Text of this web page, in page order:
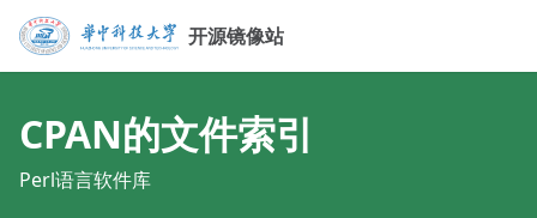
开源镜像站
CPAN的文件索引
Perl语言软件库